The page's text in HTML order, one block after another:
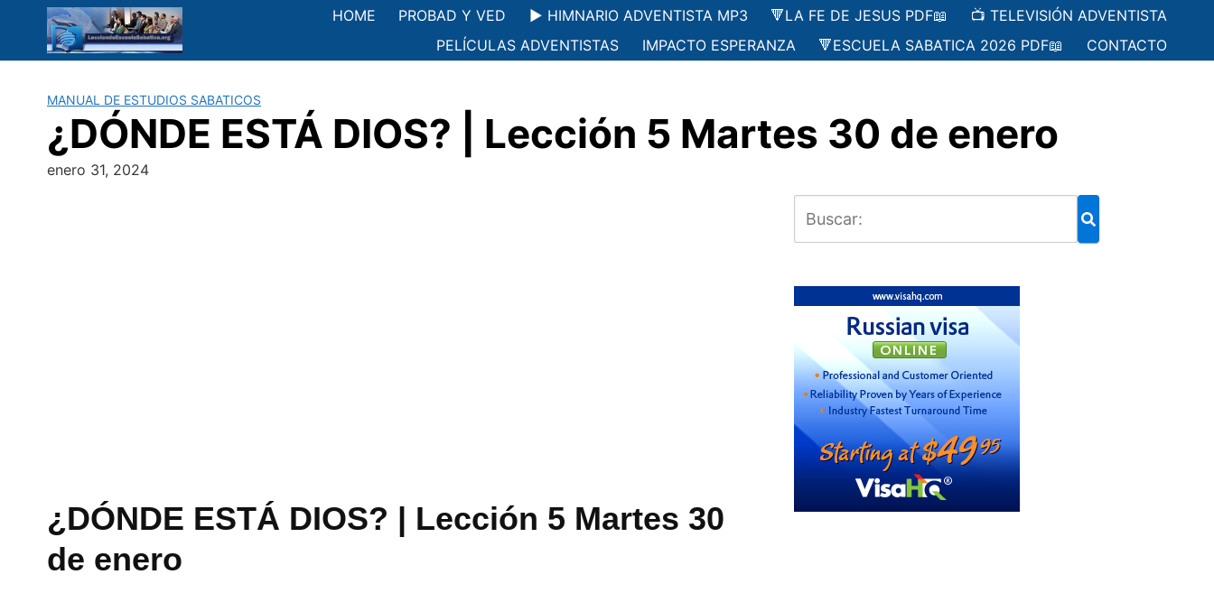
contenido
HOME PROBAD Y VED ▶️ HIMNARIO ADVENTISTA MP3 🔻LA FE DE JESUS PDF📖
📺 TELEVISIÓN ADVENTISTA
PELÍCULAS ADVENTISTAS
IMPACTO ESPERANZA 🔻ESCUELA SABATICA 2026 PDF📖 CONTACTO
MANUAL DE ESTUDIOS SABATICOS
¿DÓNDE ESTÁ DIOS? | Lección 5 Martes 30 de enero
enero 31, 2024
¿DÓNDE ESTÁ DIOS? | Lección 5 Martes 30
de enero